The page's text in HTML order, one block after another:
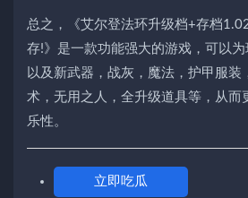
总之，《艾尔登法环升级档+存档
存!》是一款功能强大的游戏，可以为
以及新武器，战灰，魔法，护甲服装
术，无用之人，全升级道具等，从而
乐性。
立即吃瓜